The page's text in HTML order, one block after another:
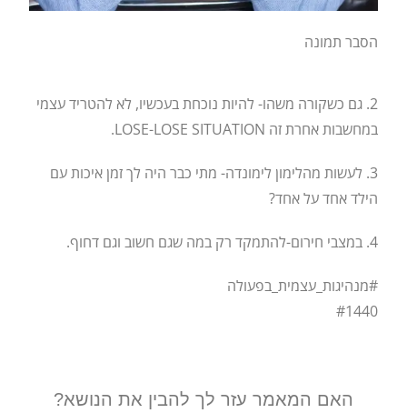
הסבר תמונה
2. גם כשקורה משהו- להיות נוכחת בעכשיו, לא להטריד עצמי
במחשבות אחרת זה LOSE-LOSE SITUATION.
3. לעשות מהלימון לימונדה- מתי כבר היה לך זמן איכות עם
הילד אחד על אחד?
4. במצבי חירום-להתמקד רק במה שגם חשוב וגם דחוף.
#מנהיגות_עצמית_בפעולה
#1440
האם המאמר עזר לך להבין את הנושא?